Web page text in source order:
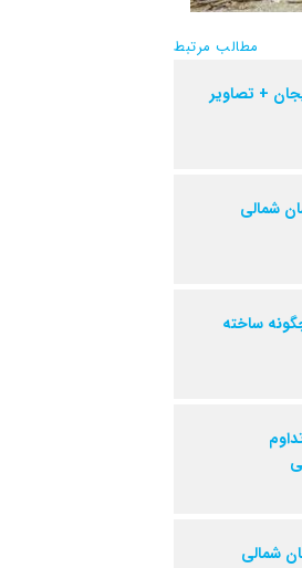
مطالب مرتبط
+ تصاویر
شمالی
ساخته
شمالی